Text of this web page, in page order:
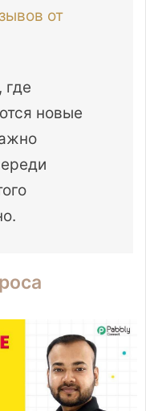
от
новые